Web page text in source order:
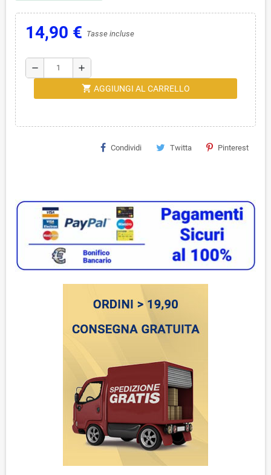
14,90 € Tasse incluse
remove add
shopping_cart AGGIUNGI AL CARRELLO
Condividi Twitta Pinterest